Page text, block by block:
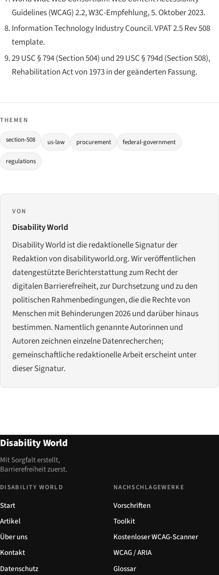
Guidelines (WCAG) 2.2, W3C-Empfehlung, 5. Oktober 2023.
Information Technology Industry Council.VPAT 2.5 Rev 508
template.
29 USC § 794 (Section 504) und 29 USC § 794d (Section 508),
Rehabilitation Act von 1973 in der geänderten Fassung.
THEMEN
section-508 us-law procurement federal-government
regulations
VON
Disability World
Disability World ist die redaktionelle Signatur der
Redaktion von disabilityworld.org. Wir veröffentlichen
datengestützte Berichterstattung zum Recht der
digitalen Barrierefreiheit, zur Durchsetzung und zu den
politischen Rahmenbedingungen, die die Rechte von
Menschen mit Behinderungen 2026 und darüber hinaus
bestimmen. Namentlich genannte Autorinnen und
Autoren zeichnen einzelne Datenrecherchen;
gemeinschaftliche redaktionelle Arbeit erscheint unter
dieser Signatur.
Disability World
Mit Sorgfalt erstellt,
Barrierefreiheit zuerst.
DISABILITY WORLD
Start
Artikel
Über uns
Kontakt
Datenschutz
NACHSCHLAGEWERKE
Vorschriften
Toolkit
Kostenloser WCAG-Scanner
WCAG / ARIA
Glossar